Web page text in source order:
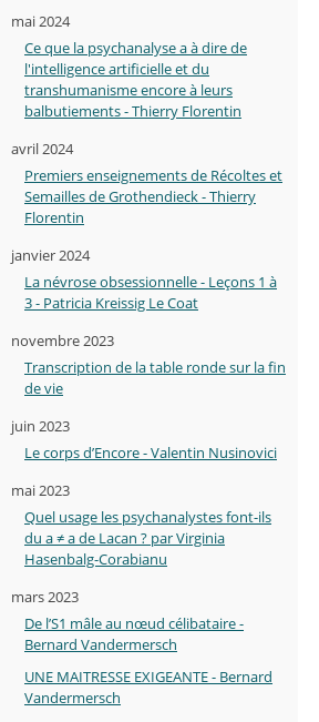
mai 2024
Ce que la psychanalyse a à dire de
l'intelligence artificielle et du
transhumanisme encore à leurs
balbutiements - Thierry Florentin
avril 2024
Premiers enseignements de Récoltes et
Semailles de Grothendieck - Thierry
Florentin
janvier 2024
La névrose obsessionnelle - Leçons 1 à
3 - Patricia Kreissig Le Coat
novembre 2023
Transcription de la table ronde sur la fin
de vie
juin 2023
Le corps d’Encore - Valentin Nusinovici
mai 2023
Quel usage les psychanalystes font-ils
du a ≠ a de Lacan ? par Virginia
Hasenbalg-Corabianu
mars 2023
De l’S1 mâle au nœud célibataire -
Bernard Vandermersch
UNE MAITRESSE EXIGEANTE - Bernard
Vandermersch